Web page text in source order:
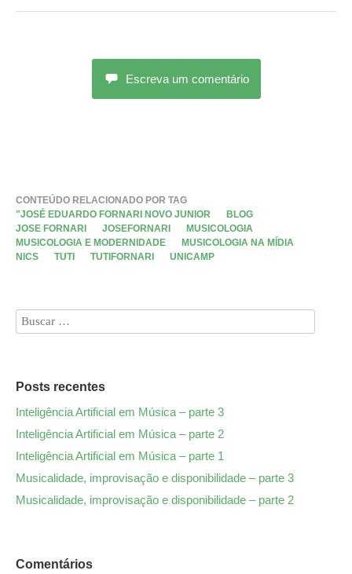
Escreva um comentário
CONTEÚDO RELACIONADO POR TAG
"JOSÉ EDUARDO FORNARI NOVO JUNIOR
BLOG
JOSE FORNARI
JOSEFORNARI
MUSICOLOGIA
MUSICOLOGIA E MODERNIDADE
MUSICOLOGIA NA MÍDIA
NICS
TUTI TUTIFORNARI UNICAMP
Posts recentes
Inteligência Artificial em Música – parte 3
Inteligência Artificial em Música – parte 2
Inteligência Artificial em Música – parte 1
Musicalidade, improvisação e disponibilidade – parte 3
Musicalidade, improvisação e disponibilidade – parte 2
Comentários